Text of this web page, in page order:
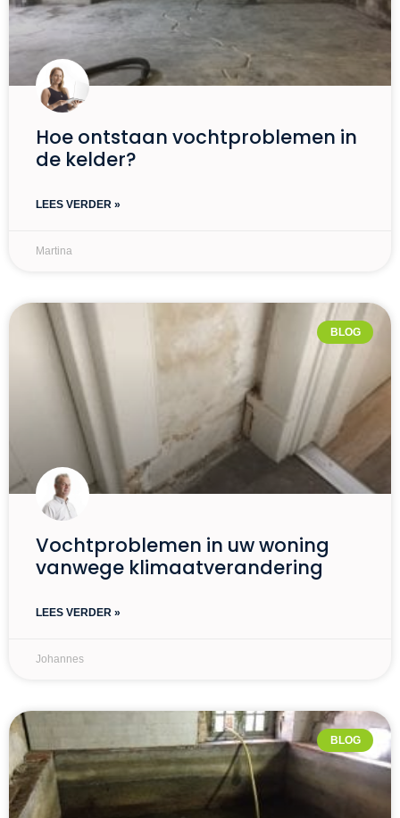
Hoe ontstaan vochtproblemen in
de kelder?
LEES VERDER »
Martina
BLOG
Vochtproblemen in uw woning
vanwege klimaatverandering
LEES VERDER »
Johannes
BLOG